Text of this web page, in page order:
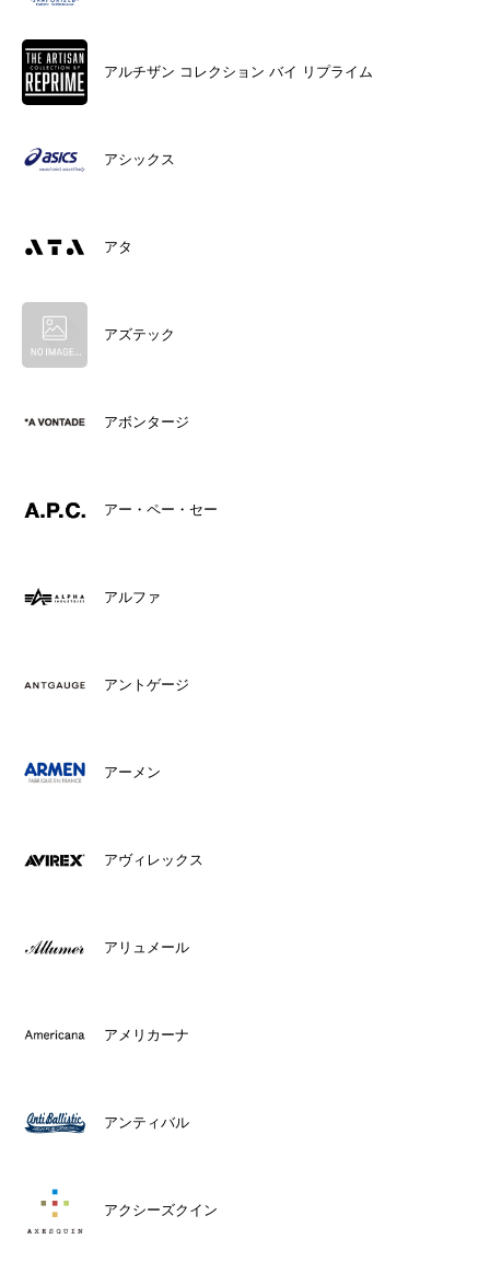
アルチザン コレクション バイ リプライム
アシックス
アタ
アズテック
アボンタージ
アー・ペー・セー
アルファ
アントゲージ
アーメン
アヴィレックス
アリュメール
アメリカーナ
アンティバル
アクシーズクイン